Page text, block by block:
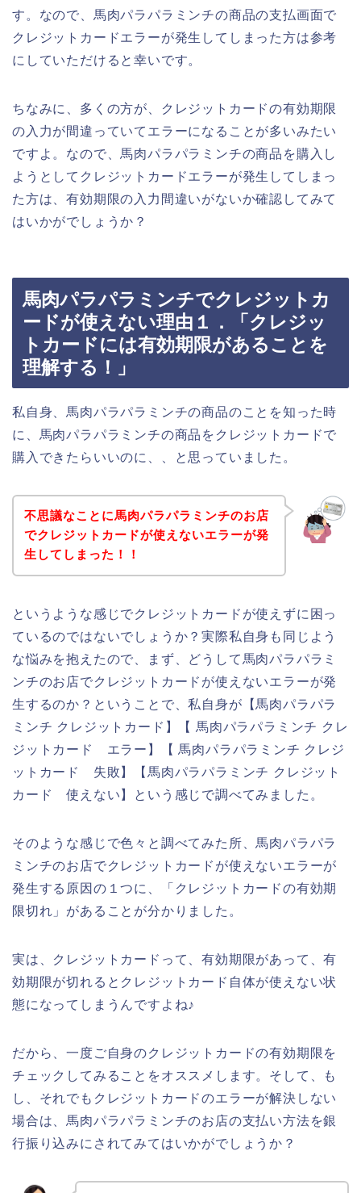
す。なので、馬肉パラパラミンチの商品の支払画面で
クレジットカードエラーが発生してしまった方は参考
にしていただけると幸いです。
ちなみに、多くの方が、クレジットカードの有効期限
の入力が間違っていてエラーになることが多いみたい
ですよ。なので、馬肉パラパラミンチの商品を購入し
ようとしてクレジットカードエラーが発生してしまっ
た方は、有効期限の入力間違いがないか確認してみて
はいかがでしょうか？
馬肉パラパラミンチでクレジットカ
ードが使えない理由１．「クレジッ
トカードには有効期限があることを
理解する！」
私自身、馬肉パラパラミンチの商品のことを知った時
に、馬肉パラパラミンチの商品をクレジットカードで
購入できたらいいのに、、と思っていました。
不思議なことに馬肉パラパラミンチのお店
でクレジットカードが使えないエラーが発
生してしまった！！
というような感じでクレジットカードが使えずに困っ
ているのではないでしょうか？実際私自身も同じよう
な悩みを抱えたので、まず、どうして馬肉パラパラミ
ンチのお店でクレジットカードが使えないエラーが発
生するのか？ということで、私自身が【馬肉パラパラ
ミンチ クレジットカード】【 馬肉パラパラミンチ クレ
ジットカード エラー】【 馬肉パラパラミンチ クレジ
ットカード 失敗】【馬肉パラパラミンチ クレジット
カード 使えない】という感じで調べてみました。
そのような感じで色々と調べてみた所、馬肉パラパラ
ミンチのお店でクレジットカードが使えないエラーが
発生する原因の１つに、「クレジットカードの有効期
限切れ」があることが分かりました。
実は、クレジットカードって、有効期限があって、有
効期限が切れるとクレジットカード自体が使えない状
態になってしまうんですよね♪
だから、一度ご自身のクレジットカードの有効期限を
チェックしてみることをオススメします。そして、も
し、それでもクレジットカードのエラーが解決しない
場合は、馬肉パラパラミンチのお店の支払い方法を銀
行振り込みにされてみてはいかがでしょうか？